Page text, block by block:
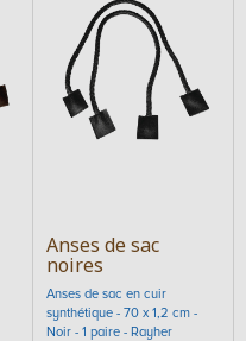
Anses de sac
noires
Anses de sac en cuir
synthétique - 70 x 1,2 cm -
Noir - 1 paire - Rayher